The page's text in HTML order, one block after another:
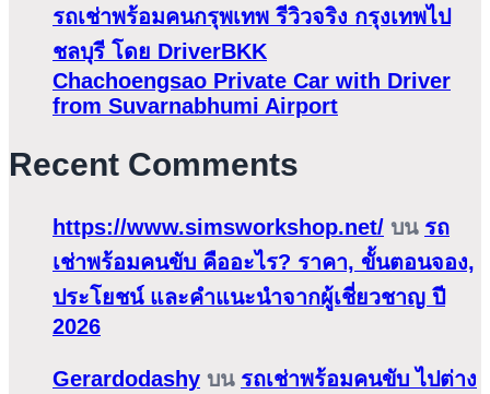
รถเช่าพร้อมคนกรุพเทพ รีวิวจริง กรุงเทพไป
ชลบุรี โดย DriverBKK
Chachoengsao Private Car with Driver
from Suvarnabhumi Airport
Recent Comments
https://www.simsworkshop.net/ บน รถ
เช่าพร้อมคนขับ คืออะไร? ราคา, ขั้นตอนจอง,
ประโยชน์ และคำแนะนำจากผู้เชี่ยวชาญ ปี
2026
Gerardodashy บน รถเช่าพร้อมคนขับ ไปต่าง